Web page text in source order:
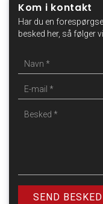
Kom i kontakt
Har du en
besked her, så følger